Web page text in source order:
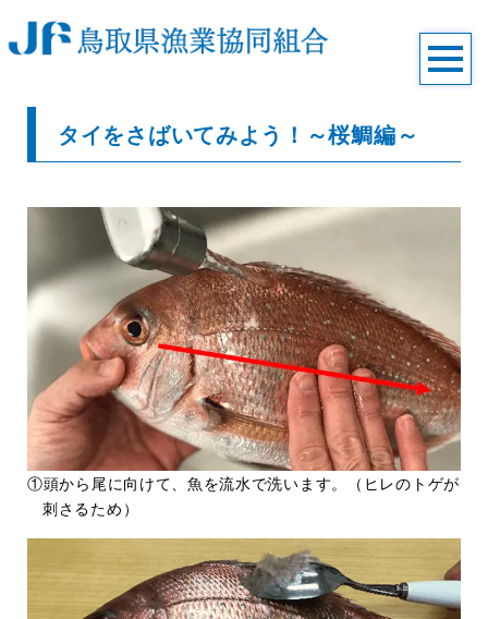
タイをさばいてみよう！～桜鯛編～
①頭から尾に向けて、魚を流水で洗います。（ヒレのトゲが
刺さるため）